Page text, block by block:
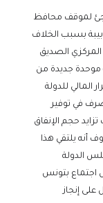
لموقف محافظ
بسبب الخلاف
الصديق
موحدة جديدة من
المالي للدولة
في توفير
حجم الإنفاق
أنه يلتقي هذا
الدولة
اجتماع بتونس
إنجاز